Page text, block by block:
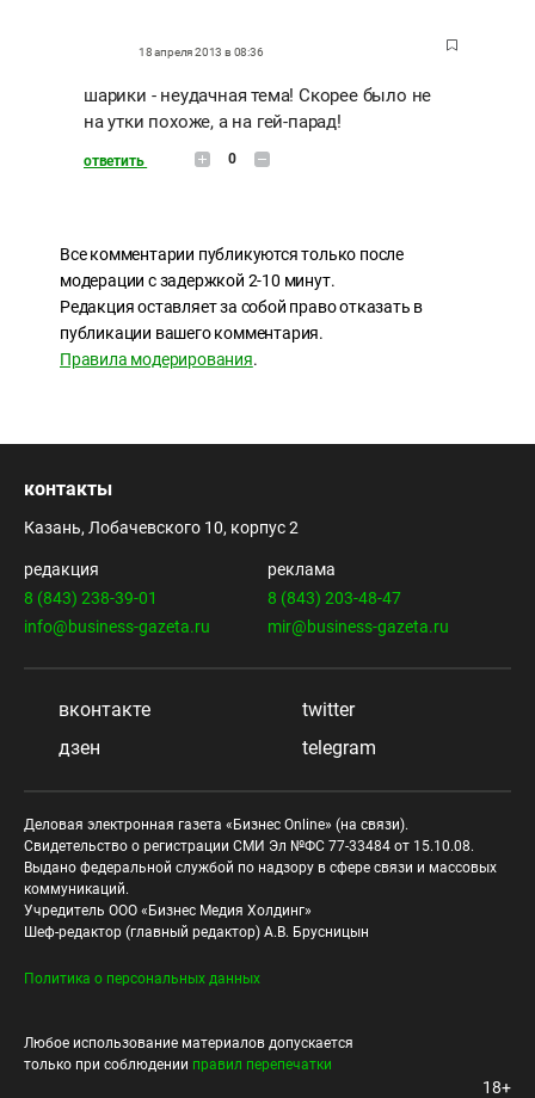
18 апреля 2013 в 08:36
шарики - неудачная тема! Скорее было не
на утки похоже, а на гей-парад!
ответить 0
Все комментарии публикуются только после
модерации с задержкой 2-10 минут.
Редакция оставляет за собой право отказать в
публикации вашего комментария.
Правила модерирования.
контакты
Казань, Лобачевского 10, корпус 2
редакция
8 (843) 238-39-01
info@business-gazeta.ru
реклама
8 (843) 203-48-47
mir@business-gazeta.ru
вконтакте
twitter
дзен
telegram
Деловая электронная газета «Бизнес Online» (на связи).
Свидетельство о регистрации СМИ Эл №ФС 77-33484 от 15.10.08.
Выдано федеральной службой по надзору в сфере связи и массовых
коммуникаций.
Учредитель ООО «Бизнес Медия Холдинг»
Шеф-редактор (главный редактор) А.В. Брусницын
Политика о персональных данных
Любое использование материалов допускается
только при соблюдении правил перепечатки
18+